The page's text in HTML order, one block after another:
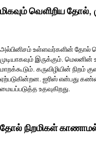
மிகவும் வெளிறிய
அல்பினிசம் உள்ளவர்களின் தோல்
முடியாகவும் இருக்கும். மெலனின்
மாறக்கூடும். கருவிழியின் நிறம்
ஏற்படுகின்றன. ஐரிஸ் என்பது
மையப்படுத்த உதவுகிறது.
தோல் நிறமிகள்